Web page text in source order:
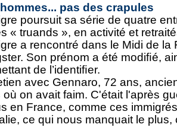
pas des crapules
poursuit sa série de quatre
« truands », en activité et
a rencontré dans le Midi de la
Son prénom a été modiﬁé,
de l’identiﬁer.
avec Gennaro, 72 ans,
où on avait faim. C'était l'après
en France, comme ces
ce qui nous manquait le plus,